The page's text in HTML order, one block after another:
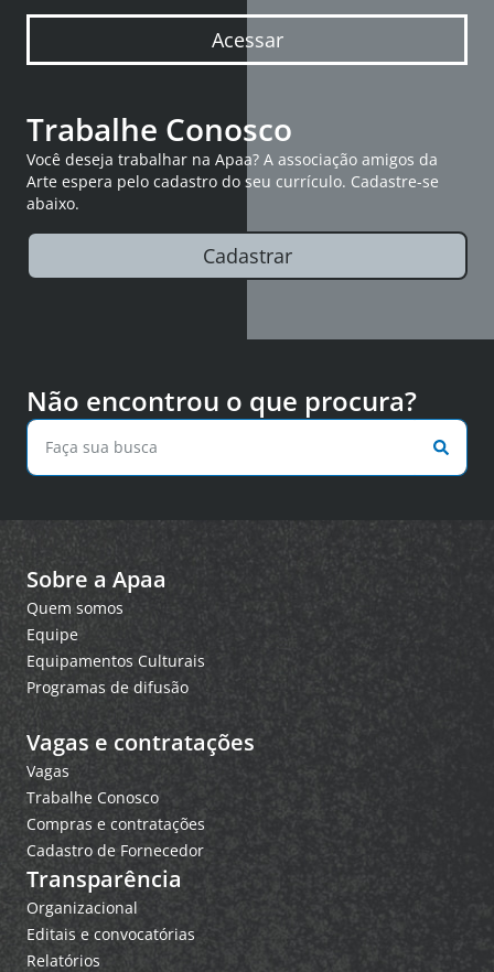
Acessar
Trabalhe Conosco
Você deseja trabalhar na Apaa? A associação amigos da
Arte espera pelo cadastro do seu currículo. Cadastre-se
abaixo.
Cadastrar
Não encontrou o que procura?
Sobre a Apaa
Quem somos
Equipe
Equipamentos Culturais
Programas de difusão
Vagas e contratações
Vagas
Trabalhe Conosco
Compras e contratações
Cadastro de Fornecedor
Transparência
Organizacional
Editais e convocatórias
Relatórios